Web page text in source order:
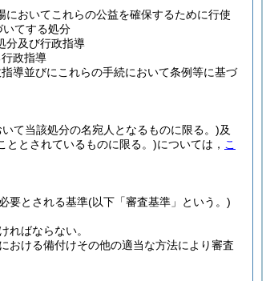
おいてこれらの公益を確保するために行使
てする処分
分及び行政指導
政指導
導並びにこれらの手続において条例等に基づ
て当該処分の名宛人となるものに限る。)及
ととされているものに限る。)については， こ
要とされる基準(以下「審査基準」という。)
ればならない。
おける備付けその他の適当な方法により審査